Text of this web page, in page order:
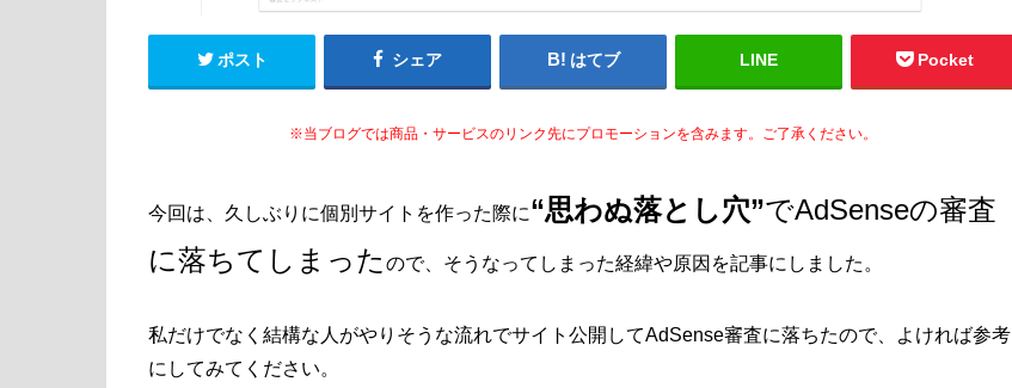
ポスト シェア はてブ LINE Pocket
※当ブログでは商品・サービスのリンク先にプロモーションを含みます。ご了承ください。
今回は、久しぶりに個別サイトを作った際に“思わぬ落とし穴”でAdSenseの審査
に落ちてしまった ので、そうなってしまった経緯や原因を記事にしました。
私だけでなく結構な人がやりそうな流れでサイト公開してAdSense審査に落ちたので、よければ参考
にしてみてください。